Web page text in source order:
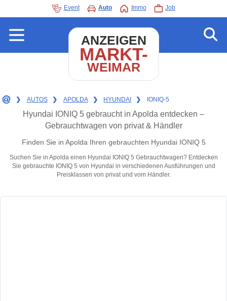
Event Auto Immo Job
ANZEIGEN
MARKT-
WEIMAR
❯ AUTOS ❯ APOLDA ❯ HYUNDAI ❯ IONIQ-5
Hyundai IONIQ 5 gebraucht in Apolda entdecken –
Gebrauchtwagen von privat & Händler
Finden Sie in Apolda Ihren gebrauchten Hyundai IONIQ 5
Suchen Sie in Apolda einen Hyundai IONIQ 5 Gebrauchtwagen? Entdecken
Sie gebrauchte IONIQ 5 von Hyundai in verschiedenen Ausführungen und
Preisklassen von privat und vom Händler.